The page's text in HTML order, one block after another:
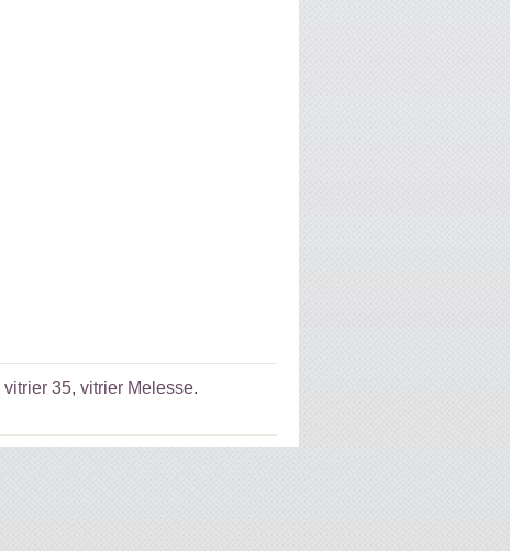
vitrier 35, vitrier Melesse.